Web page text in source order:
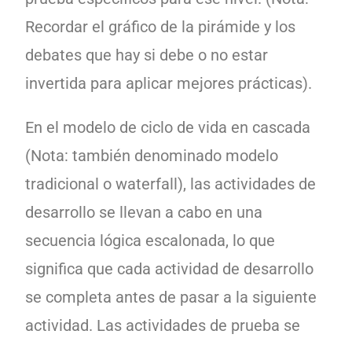
Recordar el gráfico de la pirámide y los
debates que hay si debe o no estar
invertida para aplicar mejores prácticas).
En el modelo de ciclo de vida en cascada
(Nota: también denominado modelo
tradicional o waterfall), las actividades de
desarrollo se llevan a cabo en una
secuencia lógica escalonada, lo que
significa que cada actividad de desarrollo
se completa antes de pasar a la siguiente
actividad. Las actividades de prueba se